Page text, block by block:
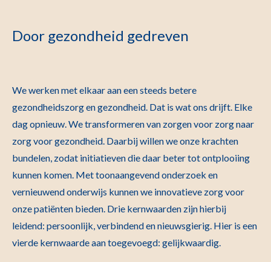
Door gezondheid gedreven
We werken met elkaar aan een steeds betere
gezondheidszorg en gezondheid. Dat is wat ons drijft. Elke
dag opnieuw. We transformeren van zorgen voor zorg naar
zorg voor gezondheid. Daarbij willen we onze krachten
bundelen, zodat initiatieven die daar beter tot ontplooiing
kunnen komen. Met toonaangevend onderzoek en
vernieuwend onderwijs kunnen we innovatieve zorg voor
onze patiënten bieden. Drie kernwaarden zijn hierbij
leidend: persoonlijk, verbindend en nieuwsgierig. Hier is een
vierde kernwaarde aan toegevoegd: gelijkwaardig.